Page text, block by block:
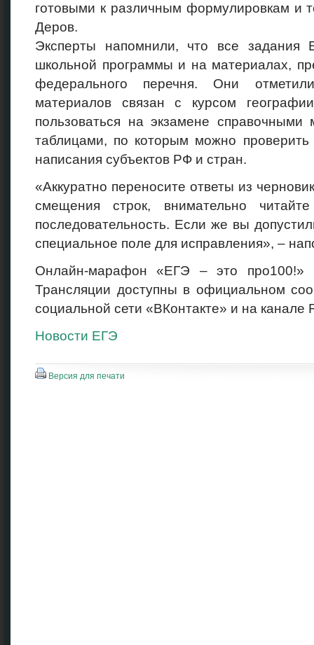
готовыми к различным формулировкам и
Деров.
Эксперты напомнили, что все задания
школьной программы и на материалах,
федерального перечня. Они
материалов связан с курсом
пользоваться на экзамене
таблицами, по которым можно проверить
написания субъектов РФ и стран.
«Аккуратно переносите ответы из
смещения строк, внимательно
последовательность. Если же вы
специальное поле для исправления», –
Онлайн-марафон «ЕГЭ – это про100!»
Трансляции доступны в официальном
социальной сети «ВКонтакте» и на канале
Новости ЕГЭ
Версия для печати